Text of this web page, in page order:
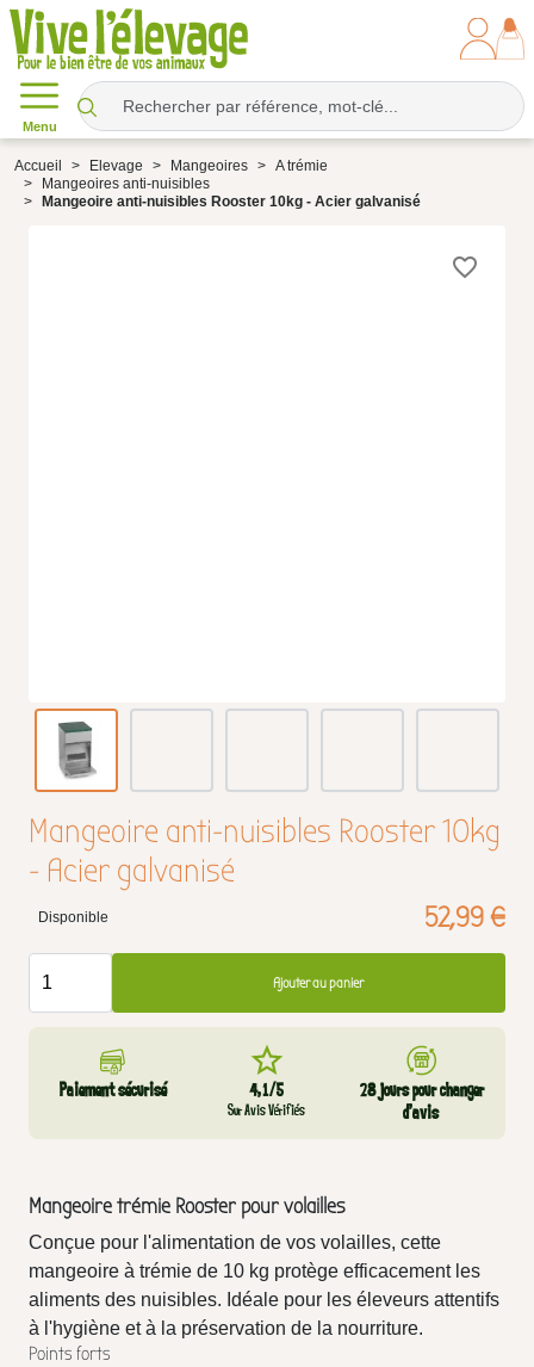
Menu
Accueil Elevage Mangeoires
A trémie
Mangeoires anti-nuisibles
Mangeoire anti-nuisibles Rooster 10kg - Acier galvanisé
favorite_border
Mangeoire anti-nuisibles Rooster 10kg
- Acier galvanisé
Disponible 52,99 €
Ajouter au panier
Paiement sécurisé 4,1/5
Sur Avis Vérifiés
28 jours pour changer
d’avis
Mangeoire trémie Rooster pour volailles
Conçue pour l'alimentation de vos volailles, cette
mangeoire à trémie de 10 kg protège efficacement les
aliments des nuisibles. Idéale pour les éleveurs attentifs
à l'hygiène et à la préservation de la nourriture.
Points forts